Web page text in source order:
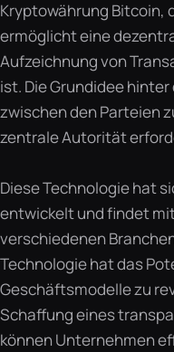
Kryptowährung Bitcoin,
ermöglicht eine
Aufzeichnung von
ist. Die Grundidee
zwischen den Parteien
zentrale Autorität
Diese Technologie hat
entwickelt und findet
verschiedenen
Technologie hat das
Geschäftsmodelle zu
Schaffung eines
können Unternehmen